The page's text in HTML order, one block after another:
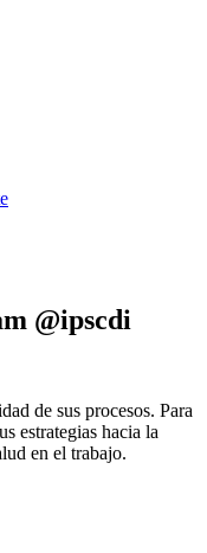
@ipscdi
de sus procesos. Para
estrategias hacia la
en el trabajo.